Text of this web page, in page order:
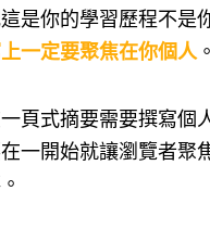
是你的學習歷程不是
一定要聚焦在你個人。
頁式摘要需要撰寫個
一開始就讓瀏覽者聚